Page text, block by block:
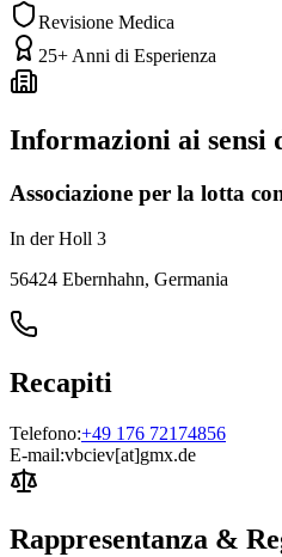
Revisione Medica
25+ Anni di Esperienza
Informazioni ai sensi
Associazione per la lotta
In der Holl 3
56424 Ebernhahn, Germania
Recapiti
Telefono:+49 176 72174856
E-mail:vbciev[at]gmx.de
Rappresentanza &